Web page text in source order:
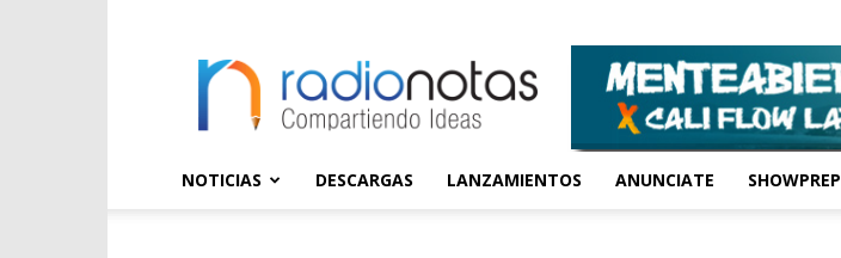
NOTICIAS DESCARGAS LANZAMIENTOS ANUNCIATE SHOWPREP